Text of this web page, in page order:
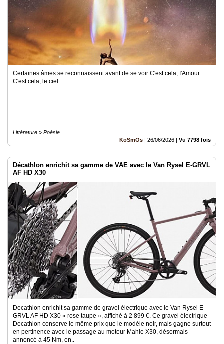
Certaines âmes se reconnaissent avant de se voir C'est cela, I'Amour.
C'est cela, le ciel
Littérature » Poésie
KoSmOs | 26/06/2026 | Vu 7798 fois
Décathlon enrichit sa gamme de VAE avec le Van Rysel E-GRVL
AF HD X30
Decathlon enrichit sa gamme de gravel électrique avec le Van Rysel E-
GRVL AF HD X30 « rose taupe », affiché à 2 899 €. Ce gravel électrique
Decathlon conserve le même prix que le modèle noir, mais gagne surtout
en pertinence avec le passage au moteur Mahle X30, désormais
annoncé à 45 Nm, en..